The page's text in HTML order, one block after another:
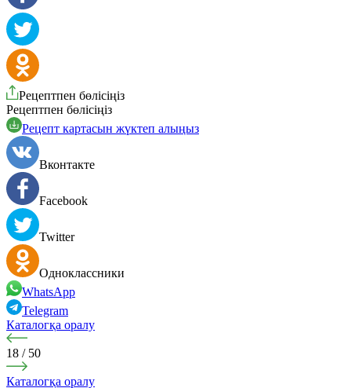
Рецептпен бөлісіңіз
Рецептпен бөлісіңіз
Рецепт картасын жүктеп алыңыз
Вконтакте
Facebook
Twitter
Одноклассники
WhatsApp
Telegram
Каталогқа оралу
18 / 50
Каталогқа оралу